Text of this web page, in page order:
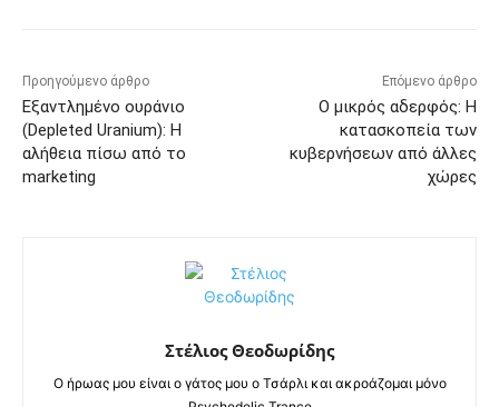
Προηγούμενο άρθρο
Εξαντλημένο ουράνιο
(Depleted Uranium): Η
αλήθεια πίσω από το
marketing
Επόμενο άρθρο
O μικρός αδερφός: Η
κατασκοπεία των
κυβερνήσεων από άλλες
χώρες
Στέλιος Θεοδωρίδης
Ο ήρωας μου είναι ο γάτος μου ο Τσάρλι και ακροάζομαι μόνο